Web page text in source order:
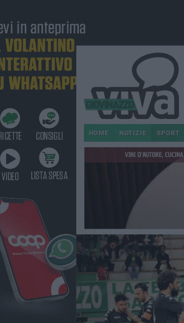
HOME NOTIZIE SPORT